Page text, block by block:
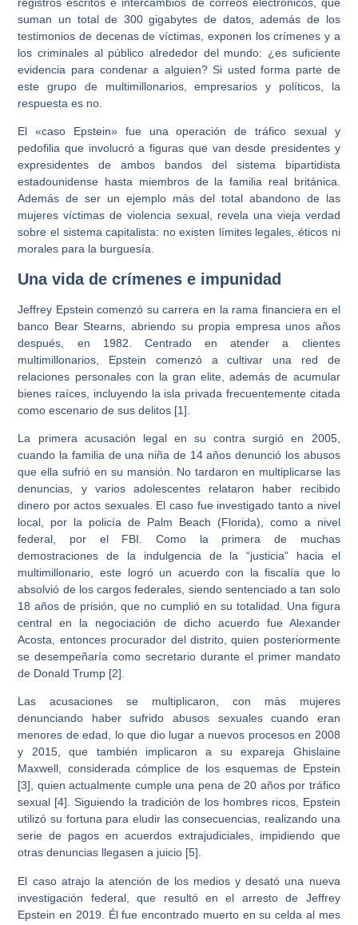
suman un total de 300 gigabytes de datos, además de los
testimonios de decenas de víctimas, exponen los crímenes y a
los criminales al público alrededor del mundo: ¿es suficiente
evidencia para condenar a alguien? Si usted forma parte de
este grupo de multimillonarios, empresarios y políticos, la
respuesta es no.
El «caso Epstein» fue una operación de tráfico sexual y
pedofilia que involucró a figuras que van desde presidentes y
expresidentes de ambos bandos del sistema bipartidista
estadounidense hasta miembros de la familia real británica.
Además de ser un ejemplo más del total abandono de las
mujeres víctimas de violencia sexual, revela una vieja verdad
sobre el sistema capitalista: no existen límites legales, éticos ni
morales para la burguesía.
Una vida de crímenes e impunidad
Jeffrey Epstein comenzó su carrera en la rama financiera en el
banco Bear Stearns, abriendo su propia empresa unos años
después, en 1982. Centrado en atender a clientes
multimillonarios, Epstein comenzó a cultivar una red de
relaciones personales con la gran elite, además de acumular
bienes raíces, incluyendo la isla privada frecuentemente citada
como escenario de sus delitos [1].
La primera acusación legal en su contra surgió en 2005,
cuando la familia de una niña de 14 años denunció los abusos
que ella sufrió en su mansión. No tardaron en multiplicarse las
denuncias, y varios adolescentes relataron haber recibido
dinero por actos sexuales. El caso fue investigado tanto a nivel
local, por la policía de Palm Beach (Florida), como a nivel
federal, por el FBI. Como la primera de muchas
demostraciones de la indulgencia de la “justicia” hacia el
multimillonario, este logró un acuerdo con la fiscalía que lo
absolvió de los cargos federales, siendo sentenciado a tan solo
18 años de prisión, que no cumplió en su totalidad. Una figura
central en la negociación de dicho acuerdo fue Alexander
Acosta, entonces procurador del distrito, quien posteriormente
se desempeñaría como secretario durante el primer mandato
de Donald Trump [2].
Las acusaciones se multiplicaron, con más mujeres
denunciando haber sufrido abusos sexuales cuando eran
menores de edad, lo que dio lugar a nuevos procesos en 2008
y 2015, que también implicaron a su expareja Ghislaine
Maxwell, considerada cómplice de los esquemas de Epstein
[3], quien actualmente cumple una pena de 20 años por tráfico
sexual [4]. Siguiendo la tradición de los hombres ricos, Epstein
utilizó su fortuna para eludir las consecuencias, realizando una
serie de pagos en acuerdos extrajudiciales, impidiendo que
otras denuncias llegasen a juicio [5].
El caso atrajo la atención de los medios y desató una nueva
investigación federal, que resultó en el arresto de Jeffrey
Epstein en 2019. Él fue encontrado muerto en su celda al mes